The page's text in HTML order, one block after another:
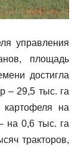
управления
площадь
достигла
– 29,5 тыс. га
картофеля на
на 0,6 тыс. га
тракторов,